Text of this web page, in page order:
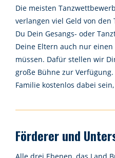
Die meisten
verlangen viel Geld von
Du Dein Gesangs- oder
Deine Eltern auch nur
müssen. Dafür stellen wir
große Bühne zur
Familie kostenlos dabei
Förderer und